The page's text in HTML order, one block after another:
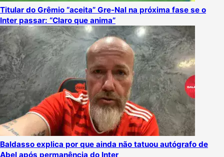
Titular do Grêmio “aceita” Gre-Nal na próxima fase se o
Inter passar: “Claro que anima”
Baldasso explica por que ainda não tatuou autógrafo de
Abel após permanência do Inter